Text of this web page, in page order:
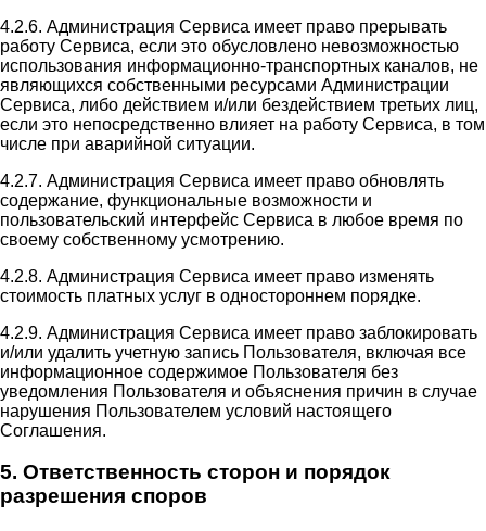
4.2.6. Администрация Сервиса имеет право прерывать
работу Сервиса, если это обусловлено невозможностью
использования информационно-транспортных каналов, не
являющихся собственными ресурсами Администрации
Сервиса, либо действием и/или бездействием третьих лиц,
если это непосредственно влияет на работу Сервиса, в том
числе при аварийной ситуации.
4.2.7. Администрация Сервиса имеет право обновлять
содержание, функциональные возможности и
пользовательский интерфейс Сервиса в любое время по
своему собственному усмотрению.
4.2.8. Администрация Сервиса имеет право изменять
стоимость платных услуг в одностороннем порядке.
4.2.9. Администрация Сервиса имеет право заблокировать
и/или удалить учетную запись Пользователя, включая все
информационное содержимое Пользователя без
уведомления Пользователя и объяснения причин в случае
нарушения Пользователем условий настоящего
Соглашения.
5. Ответственность сторон и порядок
разрешения споров